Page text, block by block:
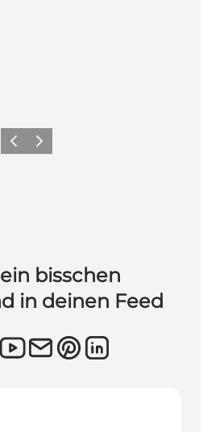
ZurückWeiter
bisschen
in deinen Feed